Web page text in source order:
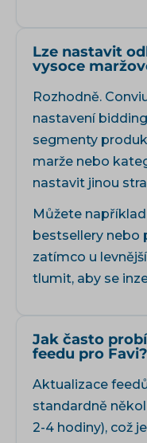
Lze nastavit
vysoce
Rozhodně.
nastavení
segmenty
marže nebo
nastavit jinou
Můžete
bestsellery nebo
zatímco u
tlumit, aby se
Jak často
feedu pro Favi?
Aktualizace
standardně
2-4 hodiny), což